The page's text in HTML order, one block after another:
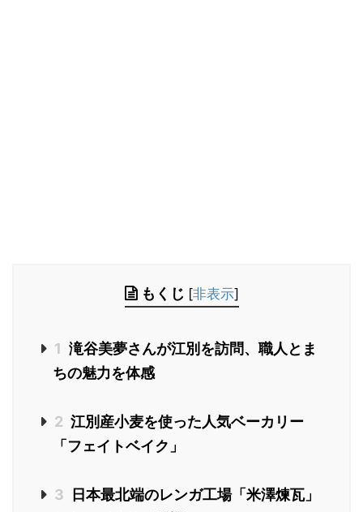
もくじ [非表示]
1 滝谷美夢さんが江別を訪問、職人とま
ちの魅力を体感
2 江別産小麦を使った人気ベーカリー
「フェイトベイク」
3
日本最北端のレンガ工場「米澤煉瓦」